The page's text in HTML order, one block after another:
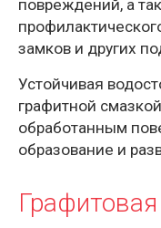
повреждений, а
замков и других
Устойчивая
графитной
обработанным
образование и